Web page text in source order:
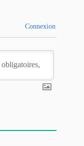
Connexion